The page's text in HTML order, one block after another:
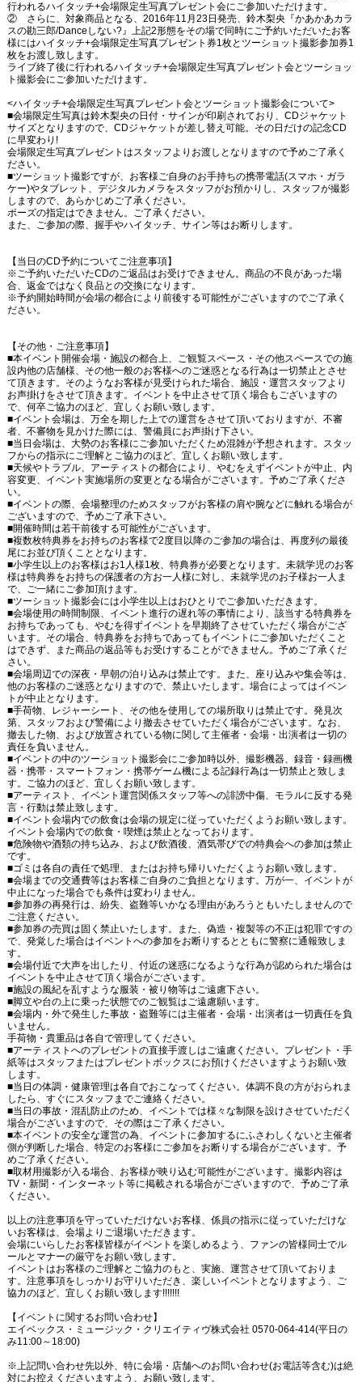
行われるハイタッチ+会場限定生写真プレゼント会にご参加いただけます。
② さらに、対象商品となる、2016年11月23日発売、鈴木梨央『かあかあカラ
スの勘三郎/Danceしない?』上記2形態をその場で同時にご予約いただいたお客
様にはハイタッチ+会場限定生写真プレゼント券1枚とツーショット撮影参加券1
枚をお渡し致します。
ライブ終了後に行われるハイタッチ+会場限定生写真プレゼント会とツーショッ
ト撮影会にご参加いただけます。
<ハイタッチ+会場限定生写真プレゼント会とツーショット撮影会について>
■会場限定生写真は鈴木梨央の日付・サインが印刷されており、CDジャケット
サイズとなりますので、CDジャケットが差し替え可能。その日だけの記念CD
に早変わり!
会場限定生写真プレゼントはスタッフよりお渡しとなりますので予めご了承く
ださい。
■ツーショット撮影ですが、お客様ご自身のお手持ちの携帯電話(スマホ・ガラ
ケー)やタブレット、デジタルカメラをスタッフがお預かりし、スタッフが撮影
しますので、あらかじめご了承ください。
ポーズの指定はできません。ご了承ください。
また、ご参加の際、握手やハイタッチ、サイン等はお断りします。
【当日のCD予約についてご注意事項】
※ご予約いただいたCDのご返品はお受けできません。商品の不良があった場
合、返金ではなく良品との交換になります。
※予約開始時間が会場の都合により前後する可能性がございますのでご了承く
ださい。
【その他・ご注意事項】
■本イベント開催会場・施設の都合上、ご観覧スペース・その他スペースでの施
設内他の店舗様、その他一般のお客様へのご迷惑となる行為は一切禁止とさせ
て頂きます。そのようなお客様が見受けられた場合、施設・運営スタッフより
お声掛けをさせて頂きます。イベントを中止させて頂く場合もございますの
で、何卒ご協力のほど、宜しくお願い致します。
■イベント会場は、万全を期した上での運営をさせて頂いておりますが、不審
者、不審物を見かけた際には、警備員にお声掛け下さい。
■当日会場は、大勢のお客様にご参加いただくため混雑が予想されます。スタッ
フからの指示にご理解とご協力のほど、宜しくお願い致します。
■天候やトラブル、アーティストの都合により、やむをえずイベントが中止、内
容変更、イベント実施場所の変更となる場合がございます。予めご了承くださ
い。
■イベントの際、会場整理のためスタッフがお客様の肩や腕などに触れる場合が
ございますので、予めご了承下さい。
■開催時間は若干前後する可能性がございます。
■複数枚特典券をお持ちのお客様で2度目以降のご参加の場合は、再度列の最後
尾にお並び頂くこととなります。
■小学生以上のお客様はお1人様1枚、特典券が必要となります。未就学児のお客
様は特典券をお持ちの保護者の方お一人様に対し、未就学児のお子様お一人ま
で、ご一緒にご参加頂けます。
■ツーショット撮影会には小学生以上はおひとりでご参加いただきます。
■会場使用の時間制限、イベント進行の遅れ等の事情により、該当する特典券を
お持ちであっても、やむを得ずイベントを早期終了させていただく場合がござ
います。その場合、特典券をお持ちであってもイベントにご参加いただくこと
はできず、また商品の返品等もお受けすることができません。予めご了承くだ
さい。
■会場周辺での深夜・早朝の泊り込みは禁止です。また、座り込みや集会等は、
他のお客様のご迷惑となりますので、禁止いたします。場合によってはイベン
トが中止となります。
■手荷物、レジャーシート、その他を使用しての場所取りは禁止です。発見次
第、スタッフおよび警備により撤去させていただく場合がございます。なお、
撤去した物、および放置されている物に関して主催者・会場・出演者は一切の
責任を負いません。
■イベントの中のツーショット撮影会にご参加時以外、撮影機器、録音・録画機
器・携帯・スマートフォン・携帯ゲーム機による記録行為は一切禁止と致しま
す。ご協力のほど、宜しくお願い致します。
■アーティスト、イベント運営関係スタッフ等への誹謗中傷、モラルに反する発
言・行動は禁止致します。
■イベント会場内での飲食は会場の規定に従っていただくようお願い致します。
イベント会場内での飲食・喫煙は禁止となっております。
■危険物や酒類の持ち込み、および飲酒後、酒気帯びでの特典会への参加は禁止
です。
■ゴミは各自の責任で処理、またはお持ち帰りいただくようお願い致します。
■会場までの交通費等はお客様ご自身のご負担となります。万が一、イベントが
中止になった場合でも条件は変わりません。
■参加券の再発行は、紛失、盗難等いかなる理由があろうともいたしませんので
ご注意ください。
■参加券の売買は固く禁止いたします。また、偽造・複製等の不正は犯罪ですの
で、発覚した場合はイベントへの参加をお断りするとともに警察に通報致しま
す。
■会場付近で大声を出したり、付近の迷惑になるような行為が認められた場合は
イベントを中止させて頂く場合がございます。
■施設の風紀を乱すような服装・被り物等はご遠慮下さい。
■脚立や台の上に乗った状態でのご観覧はご遠慮願います。
■会場内・外で発生した事故・盗難等には主催者・会場・出演者は一切責任を負
いません。
手荷物・貴重品は各自で管理してください。
■アーティストへのプレゼントの直接手渡しはご遠慮ください。プレゼント・手
紙等はスタッフまたはプレゼントボックスにお預けくださいますようお願い致
します。
■当日の体調・健康管理は各自でおこなってください。体調不良の方がおられま
したら、すぐにスタッフまでご連絡ください。
■当日の事故・混乱防止のため、イベントでは様々な制限を設けさせていただく
場合がございますので、その際はご了承ください。
■本イベントの安全な運営の為、イベントに参加するにふさわしくないと主催者
側が判断した場合、特定のお客様にご参加をお断りする場合がございます。予
めご了承ください。
■取材用撮影が入る場合、お客様が映り込む可能性がございます。撮影内容は
TV・新聞・インターネット等に掲載される場合がございますので、予めご了承
ください。
以上の注意事項を守っていただけないお客様、係員の指示に従っていただけな
いお客様は、会場よりご退場いただきます。
会場にいらしたお客様皆様がイベントを楽しめるよう、ファンの皆様同士でル
ールとマナーの厳守をお願い致します。
イベントはお客様のご理解とご協力のもと、実施、運営させて頂いておりま
す。注意事項をしっかりお守りいただき、楽しいイベントとなりますよう、ご
協力のほど、宜しくお願い致します!!!!!!!
【イベントに関するお問い合わせ】
エイベックス・ミュージック・クリエイティヴ株式会社 0570-064-414(平日の
み11:00～18:00)
※上記問い合わせ先以外、特に会場・店舗へのお問い合わせ(お電話等含む)は絶
対にお控えくださいますよう、お願い致します。